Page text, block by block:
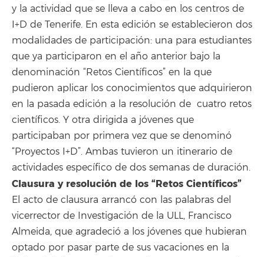
y la actividad que se lleva a cabo en los centros de
I+D de Tenerife. En esta edición se establecieron dos
modalidades de participación: una para estudiantes
que ya participaron en el año anterior bajo la
denominación “Retos Científicos” en la que
pudieron aplicar los conocimientos que adquirieron
en la pasada edición a la resolución de cuatro retos
científicos. Y otra dirigida a jóvenes que
participaban por primera vez que se denominó
“Proyectos I+D”. Ambas tuvieron un itinerario de
actividades específico de dos semanas de duración.
Clausura y resolución de los “Retos Científicos”
El acto de clausura arrancó con las palabras del
vicerrector de Investigación de la ULL, Francisco
Almeida, que agradeció a los jóvenes que hubieran
optado por pasar parte de sus vacaciones en la